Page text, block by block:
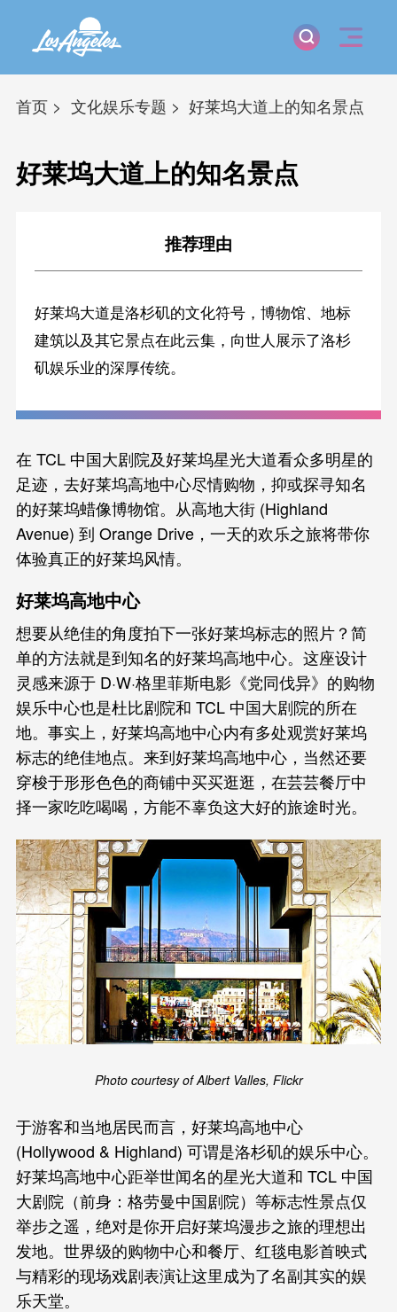
首页 文化娱乐专题 好莱坞大道上的知名景点
好莱坞大道上的知名景点
推荐理由
好莱坞大道是洛杉矶的文化符号，博物馆、地标
建筑以及其它景点在此云集，向世人展示了洛杉
矶娱乐业的深厚传统。
在 TCL 中国大剧院及好莱坞星光大道看众多明星的
足迹，去好莱坞高地中心尽情购物，抑或探寻知名
的好莱坞蜡像博物馆。从高地大街 (Highland
Avenue) 到 Orange Drive，一天的欢乐之旅将带你
体验真正的好莱坞风情。
好莱坞高地中心
想要从绝佳的角度拍下一张好莱坞标志的照片？简
单的方法就是到知名的好莱坞高地中心。这座设计
灵感来源于 D·W·格里菲斯电影《党同伐异》的购物
娱乐中心也是杜比剧院和 TCL 中国大剧院的所在
地。事实上，好莱坞高地中心内有多处观赏好莱坞
标志的绝佳地点。来到好莱坞高地中心，当然还要
穿梭于形形色色的商铺中买买逛逛，在芸芸餐厅中
择一家吃吃喝喝，方能不辜负这大好的旅途时光。
Photo courtesy of Albert Valles, Flickr
于游客和当地居民而言，好莱坞高地中心
(Hollywood & Highland) 可谓是洛杉矶的娱乐中心。
好莱坞高地中心距举世闻名的星光大道和 TCL 中国
大剧院（前身：格劳曼中国剧院）等标志性景点仅
举步之遥，绝对是你开启好莱坞漫步之旅的理想出
发地。世界级的购物中心和餐厅、红毯电影首映式
与精彩的现场戏剧表演让这里成为了名副其实的娱
乐天堂。